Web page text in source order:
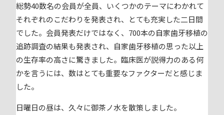
総勢40数名の会員が全員、いくつかのテーマにわかれて
それぞれのこだわりを発表され、とても充実した二日間
でした。会員発表だけではなく、700本の自家歯牙移植の
追跡調査の結果も発表され、自家歯牙移植の思った以上
の生存率の高さに驚きました。臨床医が説得力のある何
かを言うには、数はとても重要なファクターだと感じま
した。
日曜日の昼は、久々に御茶ノ水を散策しました。